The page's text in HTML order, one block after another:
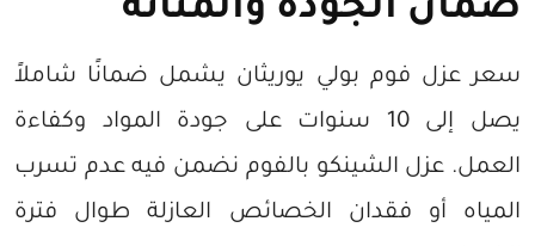
ضمان الجودة والمتانة
سعر عزل فوم بولي يوريثان يشمل ضمانًا شاملاً
يصل إلى 10 سنوات على جودة المواد وكفاءة
العمل. عزل الشينكو بالفوم نضمن فيه عدم تسرب
المياه أو فقدان الخصائص العازلة طوال فترة